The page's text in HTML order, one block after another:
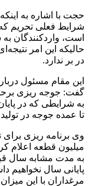
حجت با اشاره به
شرایط فعلی تحریم
است، واردکنندگان
حالیکه این امر
در بر ندارد.
این مقام مسئول
گفت: جوجه ریزی
به شرایطی که در
تا عمده جوجه در
میلیون قطعه اعلام
به مدت مشابه سال
پایانی سال نخواهیم
مرغداران با این